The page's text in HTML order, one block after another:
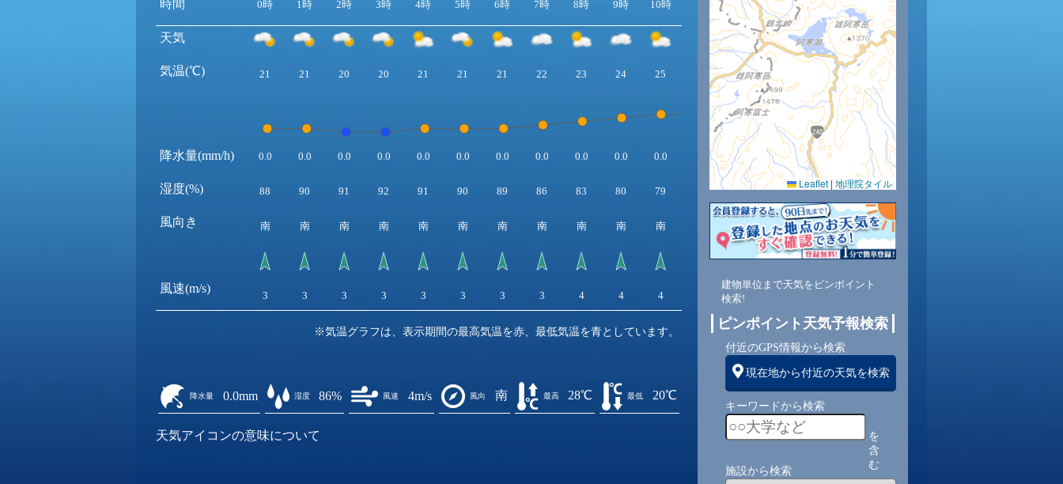
時間
天気
気温(℃)
降水量(mm/h)
湿度(%)
風向き
風速(m/s)
0時 1時 2時 3時 4時 5時 6時 7時 8時 9時 10時 11時 12時 13時 14時 15時 16時
21 21 20 20 21 21 21 22 23 24 25 26 28 27
0.0 0.0 0.0 0.0 0.0 0.0 0.0 0.0 0.0 0.0 0.0 0.0 0.0 0.0 0.0
88 90 91 92 91 90 89 86 83 80 79 75 73 70 68 74
南 南 南 南 南 南 南 南 南 南 南 南 南 南 南 南
3 3 3 3 3 3 3 3 4 4 4 4
※気温グラフは、表示期間の最高気温を赤、最低気温を青としています。
降水量 0.0mm 湿度 86% 風速 4m/s 風向 南 最高 28℃ 最低 20℃
天気アイコンの意味について
Leaflet | 地理院タイル
建物単位まで天気をピンポイント
検索!
ピンポイント天気予報検索
付近のGPS情報から検索
現在地から付近の天気を検索
キーワードから検索
を
含
む
施設から検索